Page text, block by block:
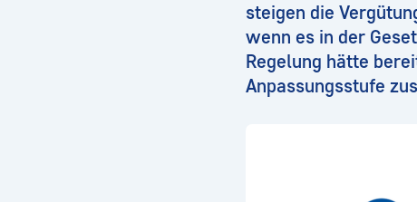
steigen die
wenn es in der
Regelung hätte
Anpassungsstufe